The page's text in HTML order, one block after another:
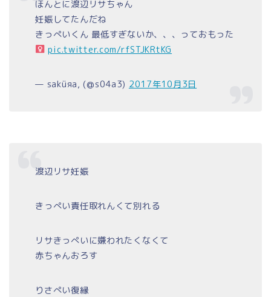
ほんとに渡辺リサちゃん
妊娠してたんだね
きっぺいくん 最低すぎないか、、、っておもった‍
pic.twitter.com/rfSTJKRtKG
— saküяa, (@s04a3) 2017年10月3日
渡辺リサ妊娠
きっぺい責任取れんくて別れる
リサきっぺいに嫌われたくなくて
赤ちゃんおろす
りさぺい復縁